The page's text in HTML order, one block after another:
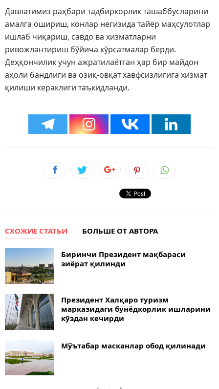
Давлатимиз раҳбари тадбиркорлик ташаббусларини
амалга ошириш, конлар негизида тайёр маҳсулотлар
ишлаб чиқариш, савдо ва хизматларни
ривожлантириш бўйича кўрсатмалар берди.
Деҳқончилик учун ажратилаётган ҳар бир майдон
аҳоли бандлиги ва озиқ-овқат хавфсизлигига хизмат
қилиши кераклиги таъкидланди.
СХОЖИЕ СТАТЬИ БОЛЬШЕ ОТ АВТОРА
Биринчи Президент мақбараси
зиёрат қилинди
Президент Халқаро туризм
марказидаги бунёдкорлик ишларини
кўздан кечирди
Мўътабар масканлар обод қилинади